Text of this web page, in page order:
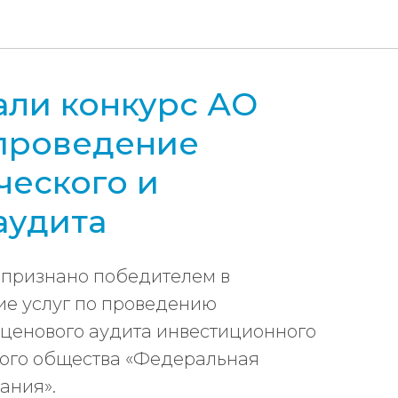
конкурс АО
и
победителем в
услуг по проведению
аудита инвестиционного
общества «Федеральная